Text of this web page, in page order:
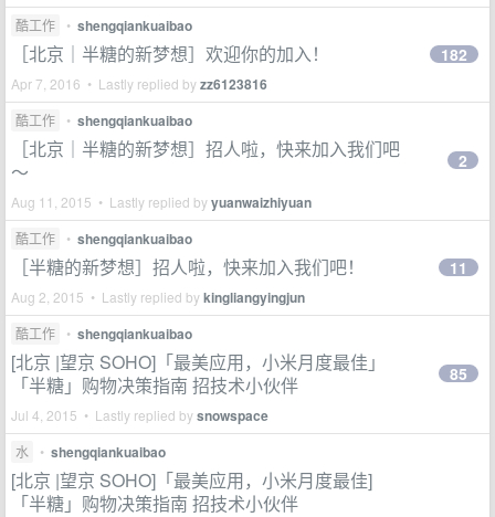
酷工作
• shengqiankuaibao
［北京｜半糖的新梦想］欢迎你的加入！
Apr 7, 2016 • Lastly replied byzz6123816
182
酷工作 • shengqiankuaibao
［北京｜半糖的新梦想］招人啦，快来加入我们吧
～
Aug 11, 2015 • Lastly replied byyuanwaizhiyuan
2
酷工作 • shengqiankuaibao
［半糖的新梦想］招人啦，快来加入我们吧！
Aug 2, 2015 • Lastly replied bykingliangyingjun
11
酷工作 • shengqiankuaibao
[北京 |望京 SOHO]「最美应用，小米月度最佳」
「半糖」购物决策指南 招技术小伙伴
Jul 4, 2015 • Lastly replied bysnowspace
85
水 • shengqiankuaibao
[北京 |望京 SOHO]「最美应用，小米月度最佳]
「半糖」购物决策指南 招技术小伙伴